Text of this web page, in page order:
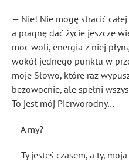
— Nie! Nie mogę stracić
a pragnę dać życie jeszcze
moc woli, energia z niej
wokół jednego punktu w
moje Słowo, które raz
bezowocnie, ale spełni
To jest mój Pierworodny…
— A my?
— Ty jesteś czasem, a ty,